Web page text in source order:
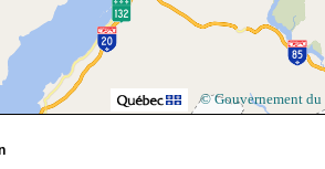
© Gouvernement du